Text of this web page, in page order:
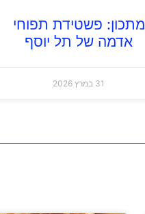
מתכון: פשטידת תפוחי
אדמה של תל יוסף
31 במרץ 2026